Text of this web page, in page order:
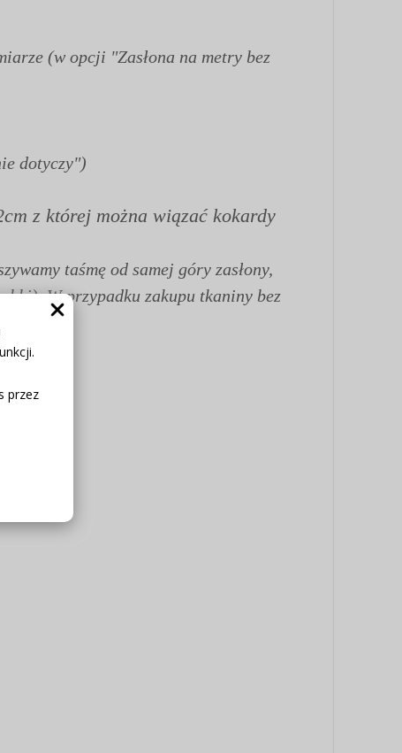
przez
(w opcji "Zasłona na metry bez
dotyczy")
z której można wiązać kokardy
taśmę od samej góry zasłony,
W przypadku zakupu tkaniny bez